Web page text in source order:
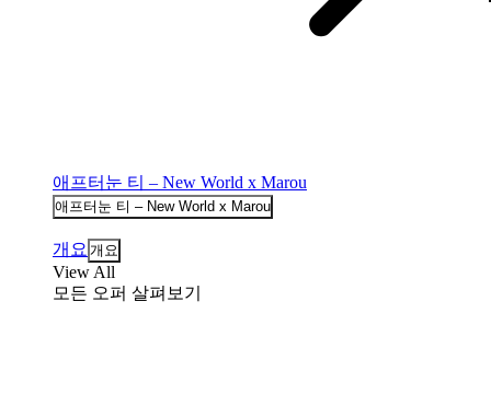
애프터눈 티 – New World x Marou
애프터눈 티 – New World x Marou
개요 개요
View All
모든 오퍼 살펴보기